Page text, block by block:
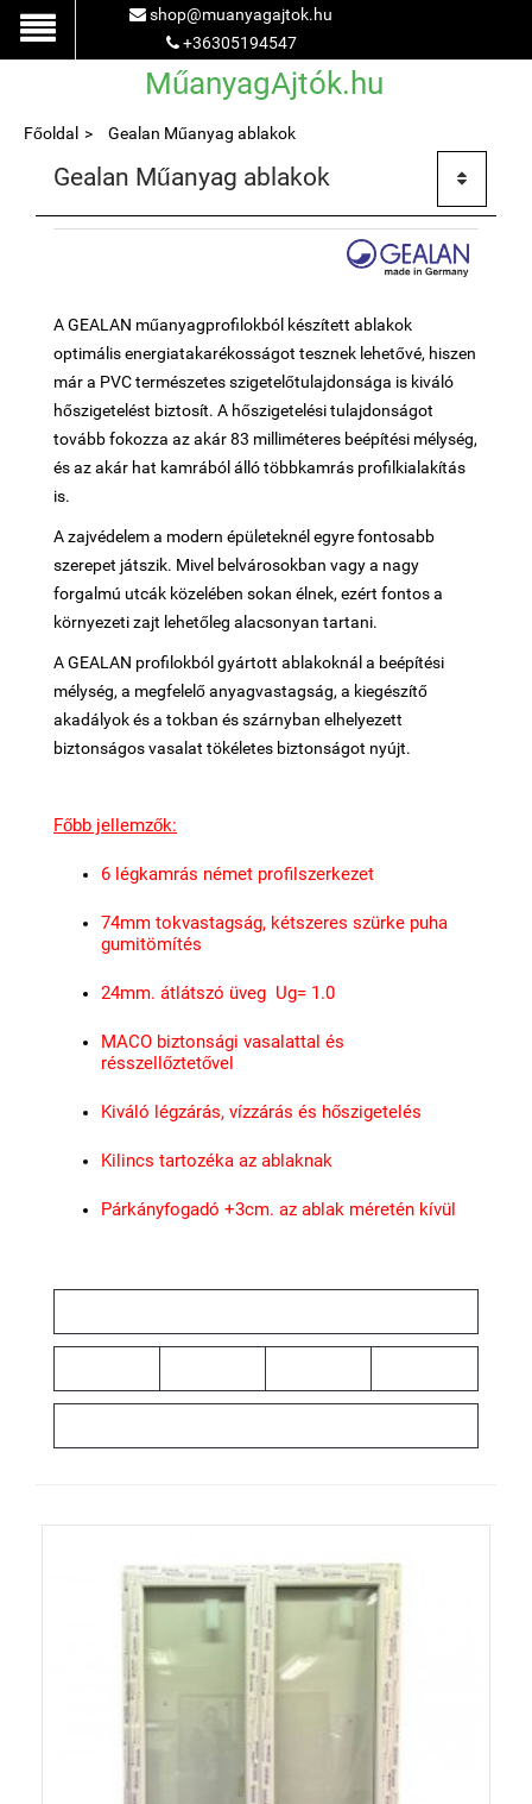
shop@muanyagajtok.hu
+36305194547
MűanyagAjtók.hu
Főoldal Gealan Műanyag ablakok
Gealan Műanyag ablakok
A GEALAN műanyagprofilokból készített ablakok
optimális energiatakarékosságot tesznek lehetővé, hiszen
már a PVC természetes szigetelőtulajdonsága is kiváló
hőszigetelést biztosít. A hőszigetelési tulajdonságot
tovább fokozza az akár 83 milliméteres beépítési mélység,
és az akár hat kamrából álló többkamrás profilkialakítás
is.
A zajvédelem a modern épületeknél egyre fontosabb
szerepet játszik. Mivel belvárosokban vagy a nagy
forgalmú utcák közelében sokan élnek, ezért fontos a
környezeti zajt lehetőleg alacsonyan tartani.
A GEALAN profilokból gyártott ablakoknál a beépítési
mélység, a megfelelő anyagvastagság, a kiegészítő
akadályok és a tokban és szárnyban elhelyezett
biztonságos vasalat tökéletes biztonságot nyújt.
Főbb jellemzők:
6 légkamrás német profilszerkezet
74mm tokvastagság, kétszeres szürke puha
gumitömítés
24mm. átlátszó üveg Ug= 1.0
MACO biztonsági vasalattal és
résszellőztetővel
Kiváló légzárás, vízzárás és hőszigetelés
Kilincs tartozéka az ablaknak
Párkányfogadó +3cm. az ablak méretén kívül